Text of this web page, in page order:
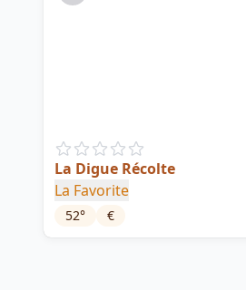
La Digue Récolte
La Favorite
52° €